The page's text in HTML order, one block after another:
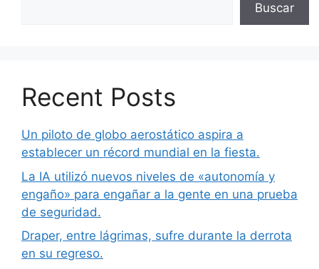
Buscar
Recent Posts
Un piloto de globo aerostático aspira a
establecer un récord mundial en la fiesta.
La IA utilizó nuevos niveles de «autonomía y
engaño» para engañar a la gente en una prueba
de seguridad.
Draper, entre lágrimas, sufre durante la derrota
en su regreso.